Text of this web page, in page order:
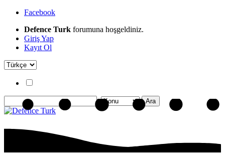
Facebook
Defence Turk forumuna hoşgeldiniz.
Giriş Yap
Kayıt Ol